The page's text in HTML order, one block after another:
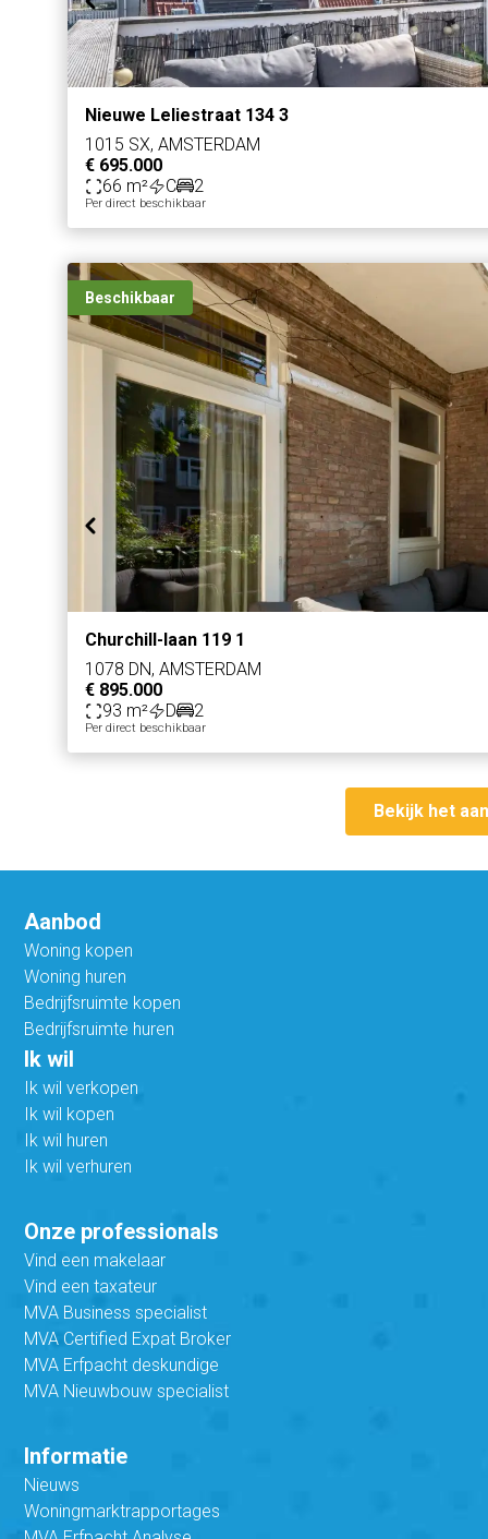
Nieuwe Leliestraat 134 3
1015 SX, AMSTERDAM
€ 695.000
66 m²
C 2
Per direct beschikbaar
Beschikbaar
Churchill-laan 119 1
1078 DN, AMSTERDAM
€ 895.000
93 m²
D 2
Per direct beschikbaar
Bekijk het
Aanbod
Woning kopen
Woning huren
Bedrijfsruimte kopen
Bedrijfsruimte huren
Ik wil
Ik wil verkopen
Ik wil kopen
Ik wil huren
Ik wil verhuren
Onze professionals
Vind een makelaar
Vind een taxateur
MVA Business specialist
MVA Certified Expat Broker
MVA Erfpacht deskundige
MVA Nieuwbouw specialist
Informatie
Nieuws
Woningmarktrapportages